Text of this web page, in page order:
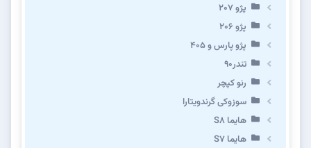
پژو ۲۰۷
پژو ۲۰۶
پژو پارس و ۴۰۵
تندر۹۰
رنو کپچر
سوزوکی گرندویتارا
هایما S8
هایما S7